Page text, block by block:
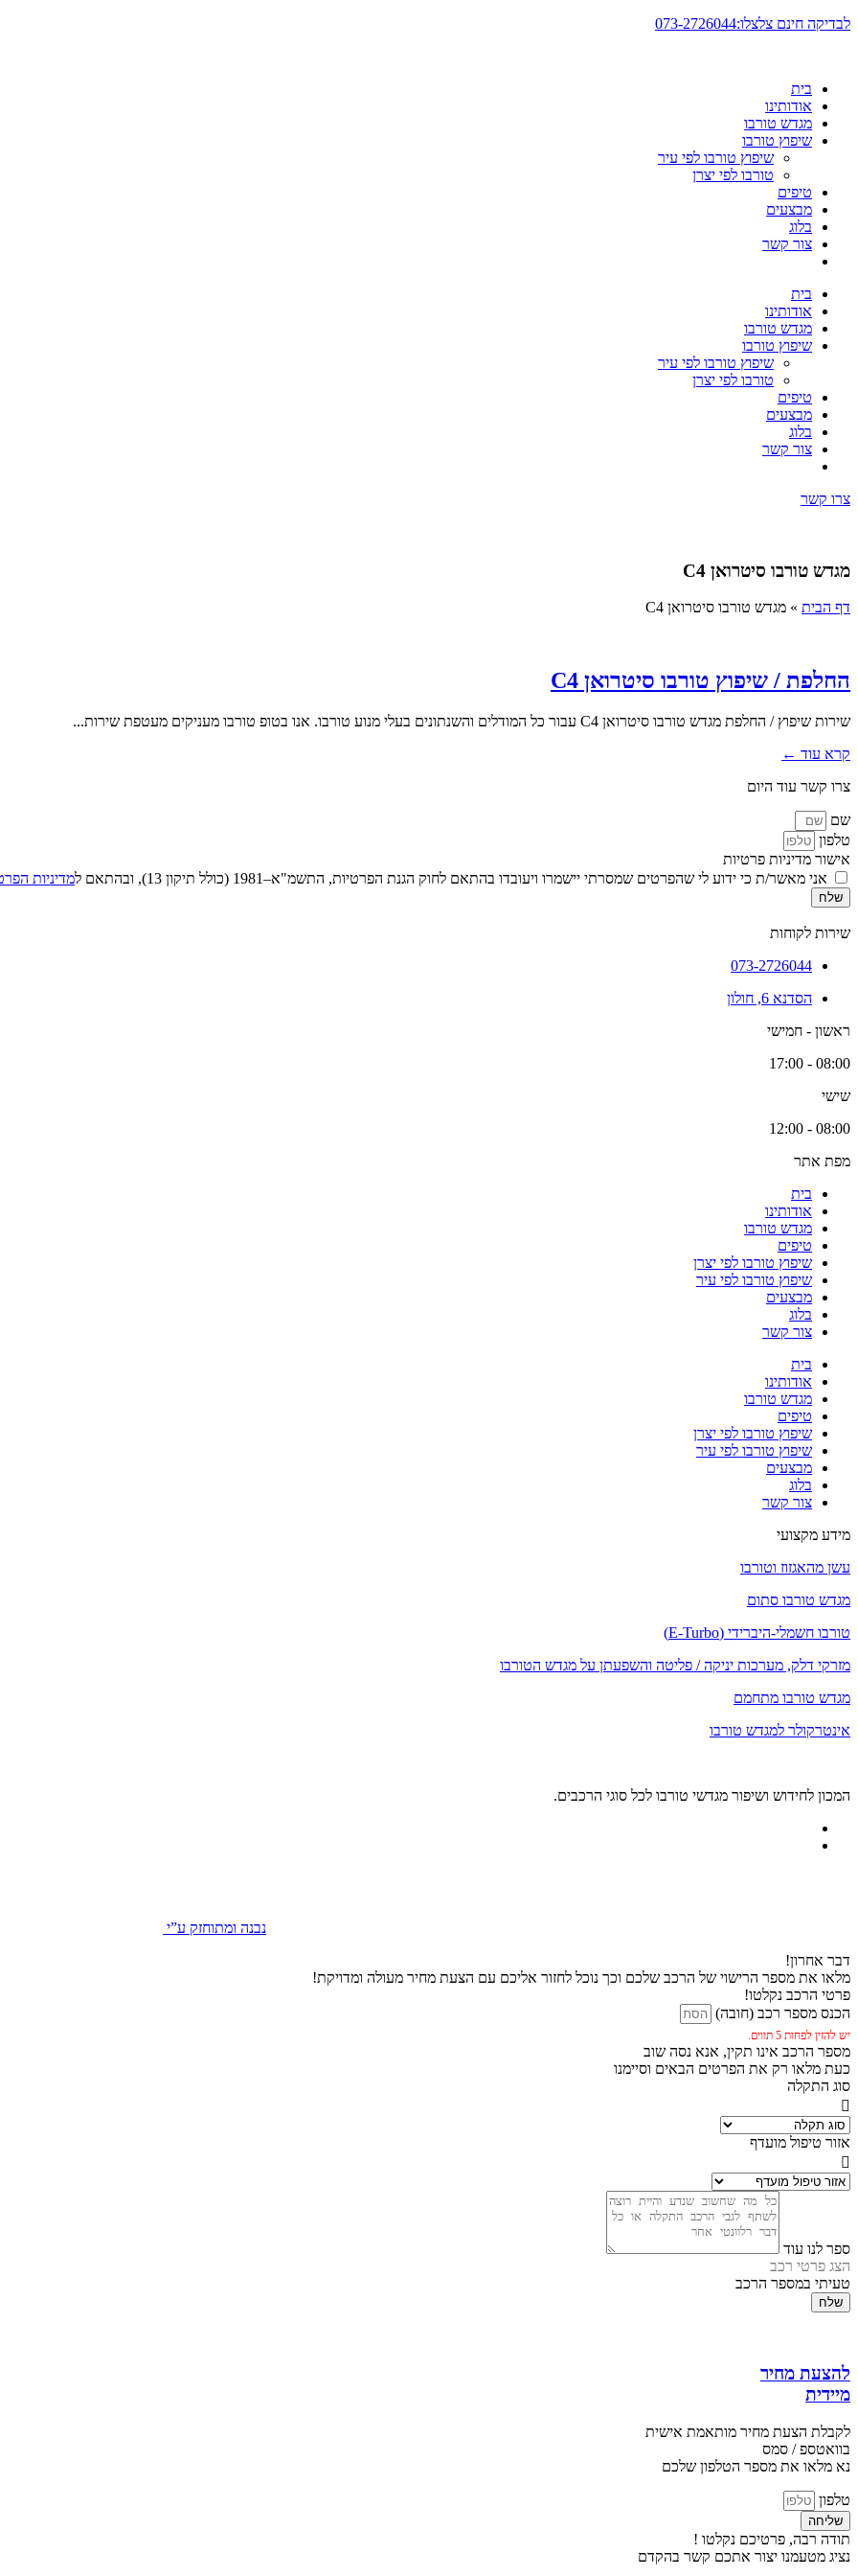
דלג
לבדיקה חינם צלצלו:073-2726044
בית
אודותינו
מגדש טורבו
שיפוץ טורבו
שיפוץ טורבו לפי עיר
טורבו לפי יצרן
טיפים
מבצעים
בלוג
צור קשר
בית
אודותינו
מגדש טורבו
שיפוץ טורבו
שיפוץ טורבו לפי עיר
טורבו לפי יצרן
טיפים
מבצעים
בלוג
צור קשר
צרו קשר
מגדש טורבו סיטרואן C4
דף הבית » מגדש טורבו סיטרואן C4
החלפת / שיפוץ טורבו סיטרואן C4
שירות שיפוץ / החלפת מגדש טורבו סיטרואן C4 עבור כל המודלים והשנתונים בעלי מנוע טורבו. אנו בטופ טורבו מעניקים מעטפת שירות...
קרא עוד ←
צרו קשר עוד היום
שם
טלפון
אישור מדיניות פרטיות
אני מאשר/ת כי ידוע לי שהפרטים שמסרתי יישמרו ויעובדו בהתאם לחוק הגנת הפרטיות, התשמ"א–1981 (כולל תיקון 13), ובהתאם ל
מדיניות
שלח
שירות לקוחות
073-2726044
הסדנא 6, חולון
ראשון - חמישי
08:00 - 17:00
שישי
08:00 - 12:00
מפת אתר
בית
אודותינו
מגדש טורבו
טיפים
שיפוץ טורבו לפי יצרן
שיפוץ טורבו לפי עיר
מבצעים
בלוג
צור קשר
בית
אודותינו
מגדש טורבו
טיפים
שיפוץ טורבו לפי יצרן
שיפוץ טורבו לפי עיר
מבצעים
בלוג
צור קשר
מידע מקצועי
עשן מהאגזוז וטורבו
מגדש טורבו סתום
טורבו חשמלי-היברידי (E-Turbo)
מזרקי דלק, מערכות יניקה / פליטה והשפעתן על מגדש הטורבו
מגדש טורבו מתחמם
אינטרקולר למגדש טורבו
המכון לחידוש ושיפור מגדשי טורבו לכל סוגי הרכבים.
נבנה ומתוחזק ע”י
דבר אחרון!
מלאו את מספר הרישוי של הרכב שלכם וכך נוכל לחזור אליכם עם הצעת מחיר מעולה ומדויקת!
פרטי הרכב נקלטו!
הכנס מספר רכב (חובה)
יש להזין לפחות 5 תווים.
מספר הרכב אינו תקין, אנא נסה שוב
כעת מלאו רק את הפרטים הבאים וסיימנו
סוג התקלה
אזור טיפול מועדף
ספר לנו עוד
הצג פרטי רכב
טעיתי במספר הרכב
שלח
להצעת מחיר
מיידית
לקבלת הצעת מחיר מותאמת אישית
בוואטספ / סמס
נא מלאו את מספר הטלפון שלכם
טלפון
שליחה
תודה רבה, פרטיכם נקלטו !
נציג מטעמנו יצור אתכם קשר בהקדם